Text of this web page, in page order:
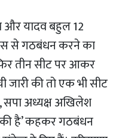
और यादव बहुल 12
से गठबंधन करने का
तीन सीट पर आकर
जारी की तो एक भी सीट
सपा अध्यक्ष अखिलेश
की है’ कहकर गठबंधन